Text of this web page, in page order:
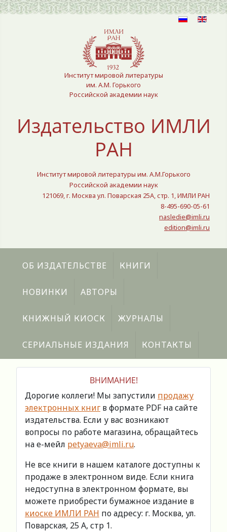
Выберите язык
Институт мировой литературы
им. А.М. Горького
Российской академии наук
Издательство ИМЛИ
РАН
Институт мировой литературы им. А.М.Горького
Российской академии наук
121069, г. Москва ул. Поварская 25A, стр. 1, ИМЛИ РАН
8-495-690-05-61
nasledie@imli.ru
edition@imli.ru
ОБ ИЗДАТЕЛЬСТВЕ КНИГИ
НОВИНКИ АВТОРЫ
КНИЖНЫЙ КИОСК ЖУРНАЛЫ
СЕРИАЛЬНЫЕ ИЗДАНИЯ КОНТАКТЫ
ВНИМАНИЕ!
Дорогие коллеги! Мы запустили продажу
электронных книг в формате PDF на сайте
издательства. Если у вас возникают
вопросы по работе магазина, обращайтесь
на е-мейл petyaeva@imli.ru.
Не все книги в нашем каталоге доступны к
продаже в электронном виде. Если книга
недоступна в электронном формате, вы
можете приобрести бумажное издание в
киоске ИМЛИ РАН по адресу: г. Москва, ул.
Поварская, 25 А, стр 1.